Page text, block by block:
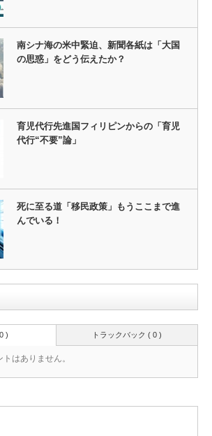
南シナ海の米中緊迫、新聞各紙は「大国
の思惑」をどう伝えたか？
育児代行先進国フィリピンからの「育児
代行“不要”論」
死に至る道「移民政策」もうここまで進
んでいる！
トラックバック ( 0 )
)
はありません。